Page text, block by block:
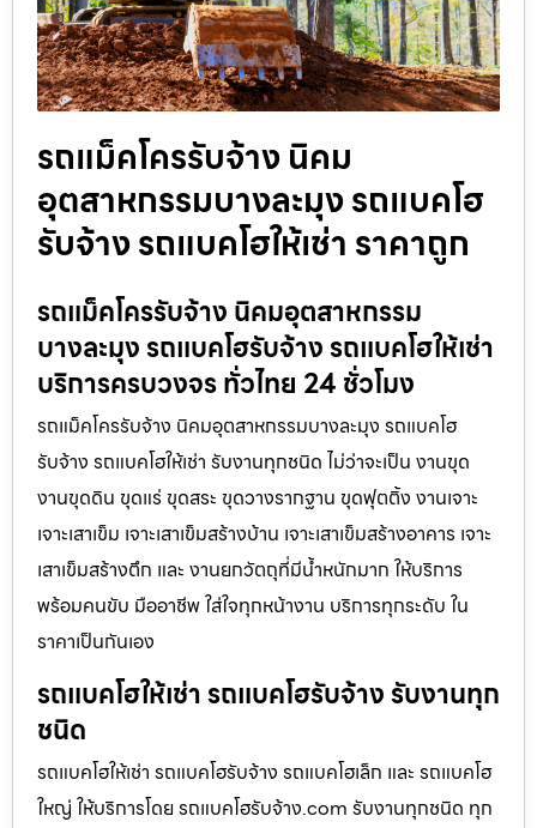
รถแม็คโครรับจ้าง นิคม
อุตสาหกรรมบางละมุง รถแบคโฮ
รับจ้าง รถแบคโฮให้เช่า ราคาถูก
รถแม็คโครรับจ้าง นิคมอุตสาหกรรม
บางละมุง รถแบคโฮรับจ้าง รถแบคโฮให้เช่า
บริการครบวงจร ทั่วไทย 24 ชั่วโมง
รถแม็คโครรับจ้าง นิคมอุตสาหกรรมบางละมุง รถแบคโฮ
รับจ้าง รถแบคโฮให้เช่า รับงานทุกชนิด ไม่ว่าจะเป็น งานขุด
งานขุดดิน ขุดแร่ ขุดสระ ขุดวางรากฐาน ขุดฟุตติ้ง งานเจาะ
เจาะเสาเข็ม เจาะเสาเข็มสร้างบ้าน เจาะเสาเข็มสร้างอาคาร เจาะ
เสาเข็มสร้างตึก และ งานยกวัตถุที่มีน้ำหนักมาก ให้บริการ
พร้อมคนขับ มืออาชีพ ใส่ใจทุกหน้างาน บริการทุกระดับ ใน
ราคาเป็นกันเอง
รถแบคโฮให้เช่า รถแบคโฮรับจ้าง รับงานทุก
ชนิด
รถแบคโฮให้เช่า รถแบคโฮรับจ้าง รถแบคโฮเล็ก และ รถแบคโฮ
ใหญ่ ให้บริการโดย รถแบคโฮรับจ้าง.com รับงานทุกชนิด ทุก